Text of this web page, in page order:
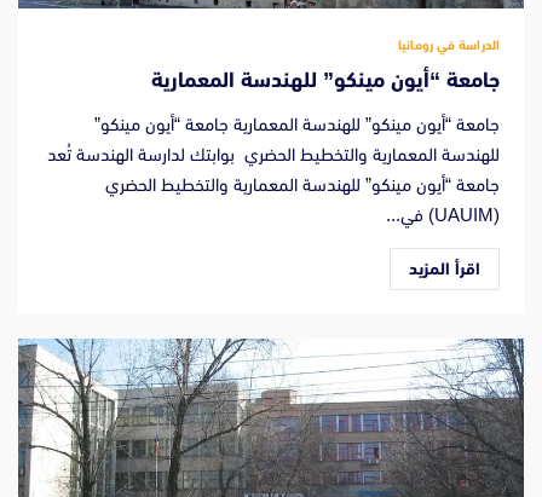
الدراسة في رومانيا
جامعة “أيون مينكو” للهندسة المعمارية
جامعة “أيون مينكو” للهندسة المعمارية جامعة “أيون مينكو”
للهندسة المعمارية والتخطيط الحضري بوابتك لدارسة الهندسة تُعد
جامعة “أيون مينكو” للهندسة المعمارية والتخطيط الحضري
(UAUIM) في...
اقرأ المزيد